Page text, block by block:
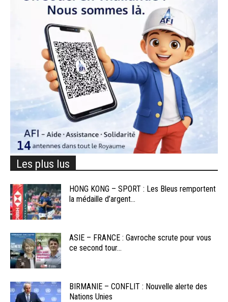
Les plus lus
HONG KONG – SPORT : Les Bleus remportent
la médaille d’argent...
ASIE – FRANCE : Gavroche scrute pour vous
ce second tour...
BIRMANIE – CONFLIT : Nouvelle alerte des
Nations Unies